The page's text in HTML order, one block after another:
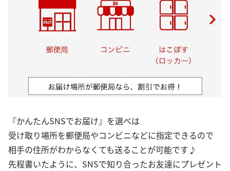
『かんたんSNSでお届け』を選べは
受け取り場所を郵便局やコンビニなどに指定できるので
相手の住所がわからなくても送ることが可能です♪
先程書いたように、SNSで知り合ったお友達にプレゼント